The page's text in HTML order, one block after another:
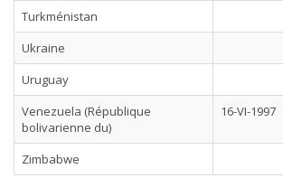
Turkménistan
Ukraine
Uruguay
Venezuela (République
bolivarienne du)
16-VI-1997
Zimbabwe